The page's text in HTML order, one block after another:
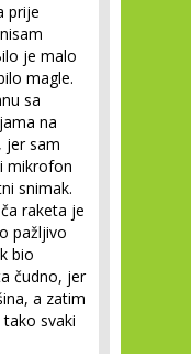
prije
je malo
magle.
sa
na
jer sam
mikrofon
snimak.
raketa je
pažljivo
bio
čudno, jer
a zatim
svaki